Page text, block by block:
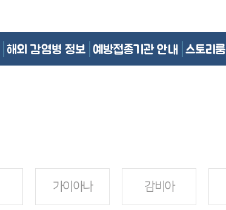
해외 감염병 정보 예방접종기관 안내 스토리룸
가이아나 감비아